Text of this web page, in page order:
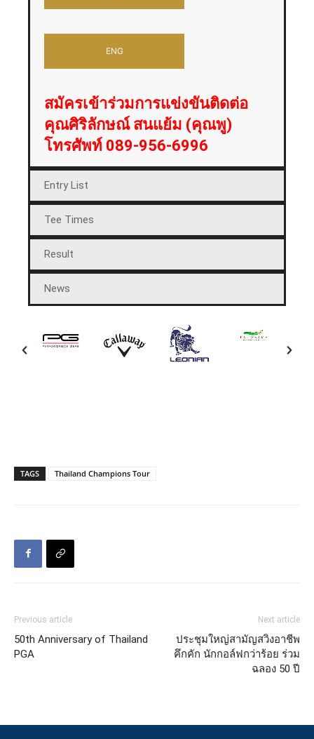
ENG
สมัครเข้าร่วมการแข่งขันติดต่อ
คุณศิริลักษณ์ สนแย้ม (คุณพู)
โทรศัพท์ 089-956-6996
Entry List
Tee Times
Result
News
TAGS Thailand Champions Tour
Previous article
50th Anniversary of Thailand
PGA
Next article
ประชุมใหญ่สามัญสวิงอาชีพ
คึกคัก นักกอล์ฟกว่าร้อย ร่วม
ฉลอง 50 ปี